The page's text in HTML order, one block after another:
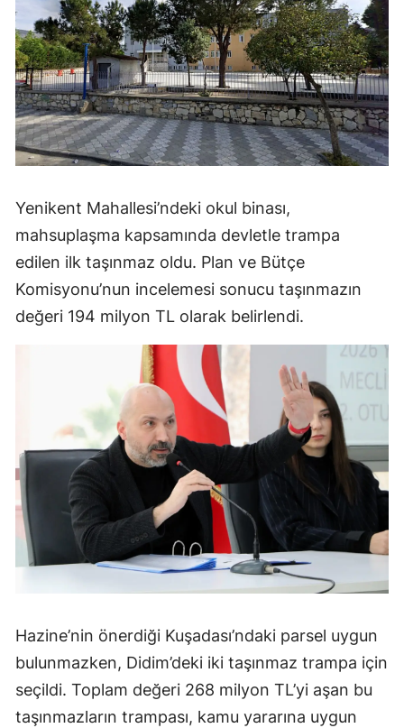
Yenikent Mahallesi’ndeki okul binası,
mahsuplaşma kapsamında devletle trampa
edilen ilk taşınmaz oldu. Plan ve Bütçe
Komisyonu’nun incelemesi sonucu taşınmazın
değeri 194 milyon TL olarak belirlendi.
Hazine’nin önerdiği Kuşadası’ndaki parsel uygun
bulunmazken, Didim’deki iki taşınmaz trampa için
seçildi. Toplam değeri 268 milyon TL’yi aşan bu
taşınmazların trampası, kamu yararına uygun